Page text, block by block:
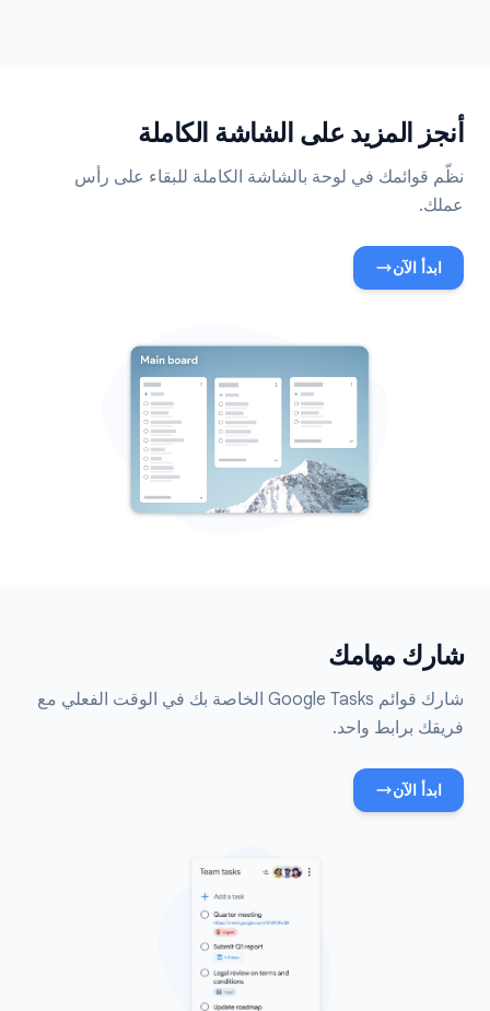
أنجز المزيد على الشاشة الكاملة
نظّم قوائمك في لوحة بالشاشة الكاملة للبقاء على رأس
عملك.
ابدأ الآن
شارك مهامك
شارك قوائم Google Tasks الخاصة بك في الوقت الفعلي مع
فريقك برابط واحد.
ابدأ الآن